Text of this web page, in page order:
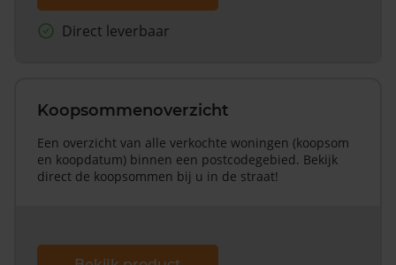
Direct leverbaar
Koopsommenoverzicht
Een overzicht van alle verkochte woningen (koopsom
en koopdatum) binnen een postcodegebied. Bekijk
direct de koopsommen bij u in de straat!